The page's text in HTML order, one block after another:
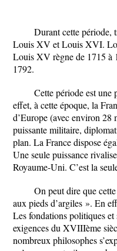
Durant cette période,
Louis XV et Louis XVI.
Louis XV règne de 1715 à
1792.
Cette période est une
effet, à cette époque, la
d’Europe (avec environ 28
puissante militaire,
plan. La France dispose
Une seule puissance
Royaume-Uni. C’est la
On peut dire que
aux pieds d’argiles ». En
Les fondations politiques
exigences du XVIIIème
nombreux philosophes